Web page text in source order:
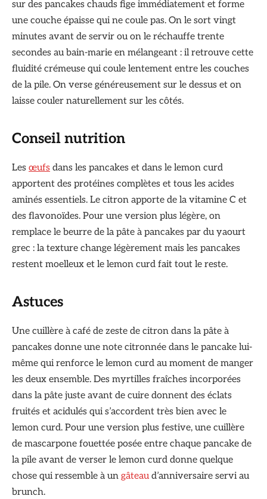
sur des pancakes chauds fige immédiatement et forme
une couche épaisse qui ne coule pas. On le sort vingt
minutes avant de servir ou on le réchauffe trente
secondes au bain-marie en mélangeant : il retrouve cette
fluidité crémeuse qui coule lentement entre les couches
de la pile. On verse généreusement sur le dessus et on
laisse couler naturellement sur les côtés.
Conseil nutrition
Les œufs dans les pancakes et dans le lemon curd
apportent des protéines complètes et tous les acides
aminés essentiels. Le citron apporte de la vitamine C et
des flavonoïdes. Pour une version plus légère, on
remplace le beurre de la pâte à pancakes par du yaourt
grec : la texture change légèrement mais les pancakes
restent moelleux et le lemon curd fait tout le reste.
Astuces
Une cuillère à café de zeste de citron dans la pâte à
pancakes donne une note citronnée dans le pancake lui-
même qui renforce le lemon curd au moment de manger
les deux ensemble. Des myrtilles fraîches incorporées
dans la pâte juste avant de cuire donnent des éclats
fruités et acidulés qui s’accordent très bien avec le
lemon curd. Pour une version plus festive, une cuillère
de mascarpone fouettée posée entre chaque pancake de
la pile avant de verser le lemon curd donne quelque
chose qui ressemble à un gâteau d’anniversaire servi au
brunch.